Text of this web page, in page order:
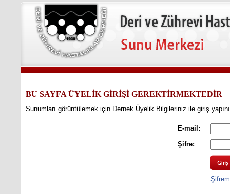
BU SAYFA ÜYELİK GİRİŞİ GEREKTİRMEKTEDİR
Sunumları görüntülemek için Dernek Üyelik Bilgileriniz ile giriş
E-mail:
Şifre: